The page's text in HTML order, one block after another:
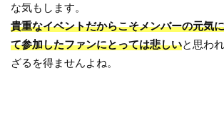
な気もします。
貴重なイベントだからこそメンバーの元気
て参加したファンにとっては悲しいと思われ
ざるを得ませんよね。